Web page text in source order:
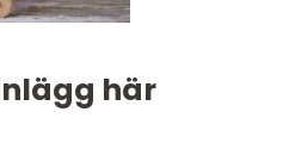
här